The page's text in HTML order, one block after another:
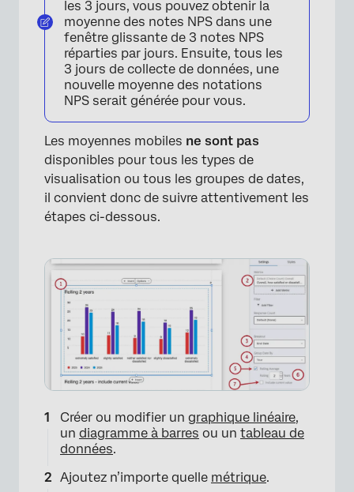
les 3 jours, vous pouvez obtenir la
moyenne des notes NPS dans une
fenêtre glissante de 3 notes NPS
réparties par jours. Ensuite, tous les
3 jours de collecte de données, une
nouvelle moyenne des notations
NPS serait générée pour vous.
Les moyennes mobiles ne sont pas
disponibles pour tous les types de
visualisation ou tous les groupes de dates,
il convient donc de suivre attentivement les
étapes ci-dessous.
Créer ou modifier un graphique linéaire,
un diagramme à barres ou un tableau de
données.
Ajoutez n’importe quelle métrique.